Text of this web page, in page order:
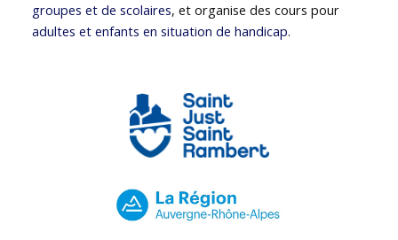
groupes et de scolaires, et organise des cours pour
adultes et enfants en situation de handicap.